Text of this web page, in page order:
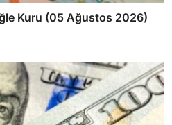
Kuru (05 Ağustos 2026)